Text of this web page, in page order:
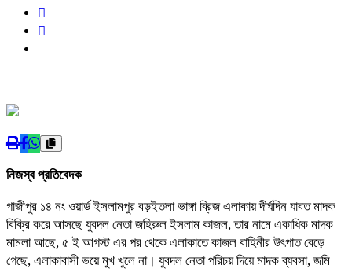
নিজস্ব প্রতিবেদক
গাজীপুর ১৪ নং ওয়ার্ড ইসলামপুর বড়ইতলা ভাঙ্গা ব্রিজ এলাকায় দীর্ঘদিন যাবত মাদক
বিক্রি করে আসছে যুবদল নেতা জহিরুল ইসলাম কাজল, তার নামে একাধিক মাদক
মামলা আছে, ৫ ই আগস্ট এর পর থেকে এলাকাতে কাজল বাহিনীর উৎপাত বেড়ে
গেছে, এলাকাবাসী ভয়ে মুখ খুলে না। যুবদল নেতা পরিচয় দিয়ে মাদক ব্যবসা, জমি